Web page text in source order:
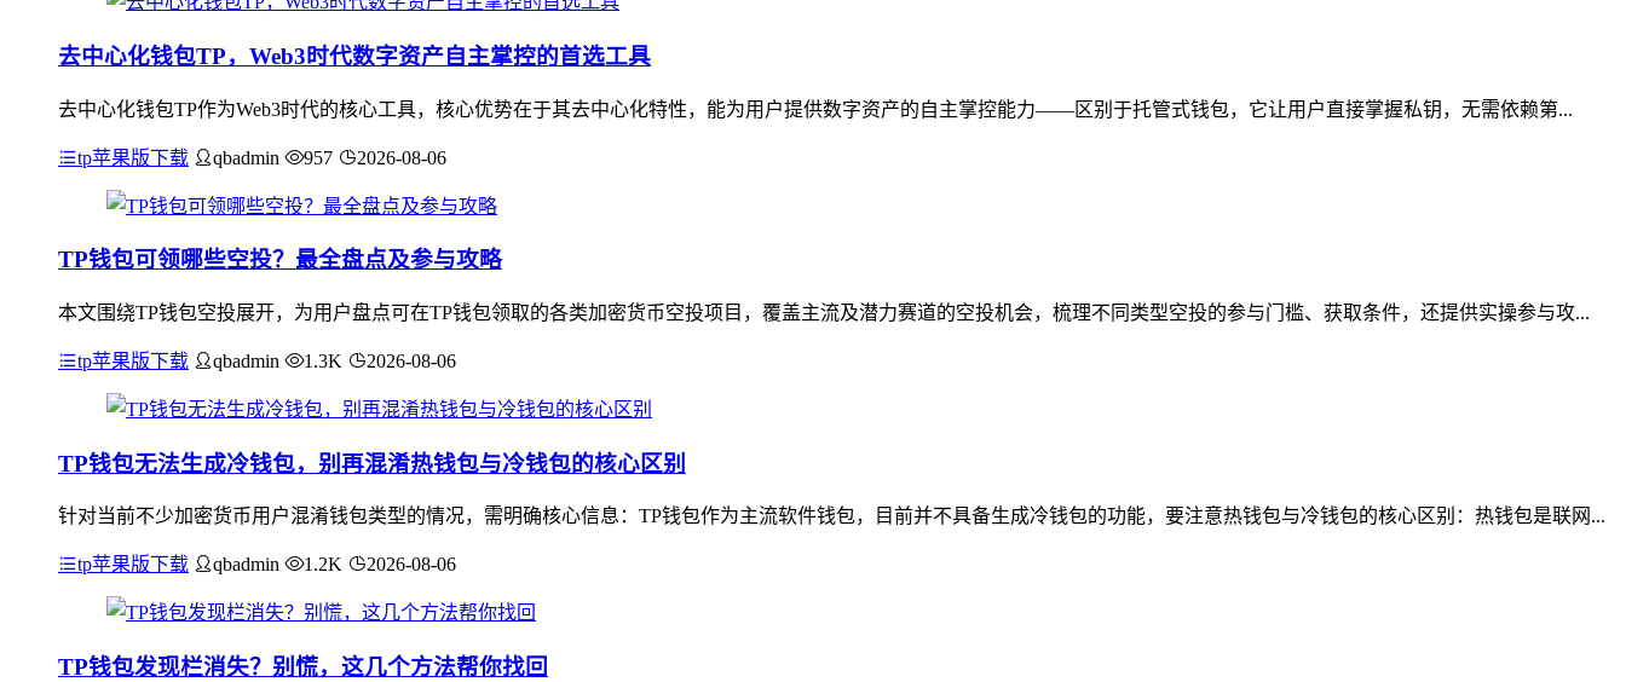
去中心化钱包TP，Web3时代数字资产自主掌控的首选工具
去中心化钱包TP作为Web3时代的核心工具，核心优势在于其去中心化特性，能为用户提供数字资产的自主掌控能力——区别于托管式钱包，它让用户直接掌握私钥，无需依赖第...
tp苹果版下载 qbadmin 957 2026-08-06
TP钱包可领哪些空投？最全盘点及参与攻略
本文围绕TP钱包空投展开，为用户盘点可在TP钱包领取的各类加密货币空投项目，覆盖主流及潜力赛道的空投机会，梳理不同类型空投的参与门槛、获取条件，还提供实操参与攻...
tp苹果版下载 qbadmin 1.3K 2026-08-06
TP钱包无法生成冷钱包，别再混淆热钱包与冷钱包的核心区别
针对当前不少加密货币用户混淆钱包类型的情况，需明确核心信息：TP钱包作为主流软件钱包，目前并不具备生成冷钱包的功能，要注意热钱包与冷钱包的核心区别：热钱包是联网...
tp苹果版下载 qbadmin 1.2K 2026-08-06
TP钱包发现栏消失？别慌，这几个方法帮你找回